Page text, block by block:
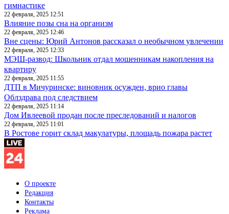
гимнастике
22 февраля, 2025 12:51
Влияние позы сна на организм
22 февраля, 2025 12:46
Вне сцены: Юрий Антонов рассказал о необычном увлечении
22 февраля, 2025 12:33
МЭШ-развод: Школьник отдал мошенникам накопления на
квартиру
22 февраля, 2025 11:55
ДТП в Мичуринске: виновник осужден, врио главы
Облздрава под следствием
22 февраля, 2025 11:14
Дом Ивлеевой продан после преследований и налогов
22 февраля, 2025 11:01
В Ростове горит склад макулатуры, площадь пожара растет
О проекте
Редакция
Контакты
Реклама